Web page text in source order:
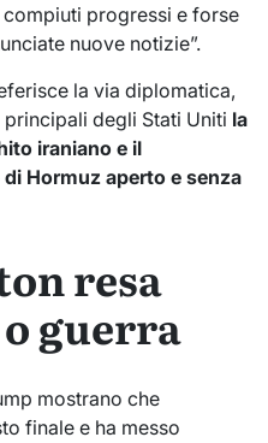
progressi e forse
nuove notizie”.
la via diplomatica,
degli Stati Uniti la
iraniano e il
Hormuz aperto e senza
resa
guerra
mostrano che
finale e ha messo